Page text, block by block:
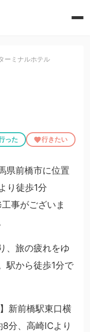
ーミナルホテル
った 行きたい
県前橋市に位置
り徒歩1分
事がございま
、旅の疲れをゆ
駅から徒歩1分で
新前橋駅東口横
分、高崎ICより